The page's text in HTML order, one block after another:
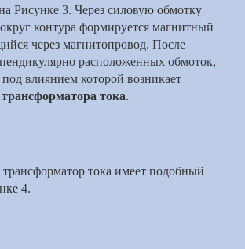
Рисунке 3. Через силовую обмотку
контура формируется магнитный
через магнитопровод. После
расположенных обмоток,
влиянием которой возникает
тока.
тока имеет подобный
4.